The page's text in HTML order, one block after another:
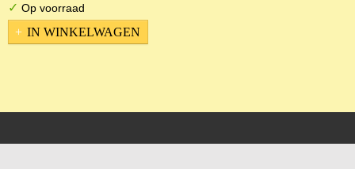
✓ Op voorraad
IN WINKELWAGEN